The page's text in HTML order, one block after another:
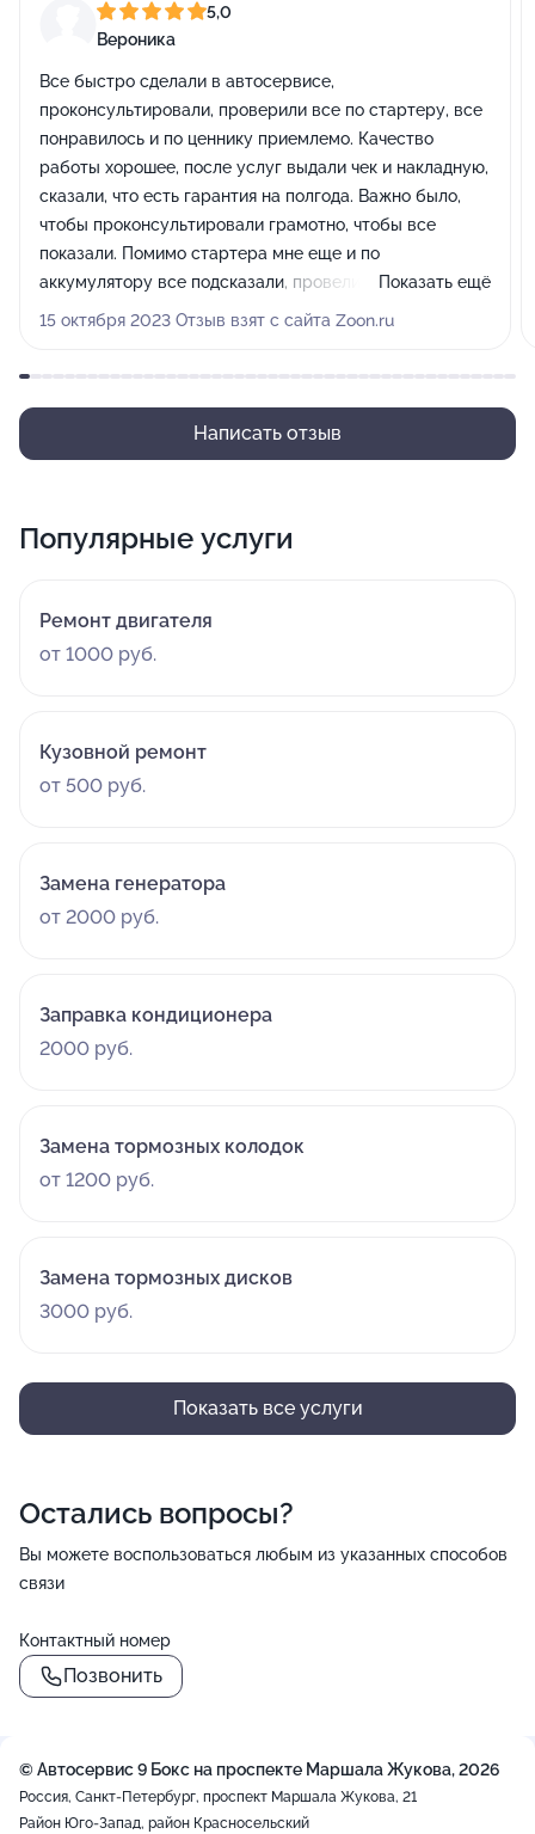
5,0
Вероника
Все быстро сделали в автосервисе,
проконсультировали, проверили все по стартеру, все
понравилось и по ценнику приемлемо. Качество
работы хорошее, после услуг выдали чек и накладную,
сказали, что есть гарантия на полгода. Важно было,
чтобы проконсультировали грамотно, чтобы все
показали. Помимо стартера мне еще и по
аккумулятору все подсказали, провели диагностику и
рассказали, в чем еще может быть причина.
Показать ещё
15 октября 2023 Отзыв взят с сайта Zoon.ru
Написать отзыв
Популярные услуги
Ремонт двигателя
от 1000 руб.
Кузовной ремонт
от 500 руб.
Замена генератора
от 2000 руб.
Заправка кондиционера
2000 руб.
Замена тормозных колодок
от 1200 руб.
Замена тормозных дисков
3000 руб.
Показать все услуги
Остались вопросы?
Вы можете воспользоваться любым из указанных способов
связи
Контактный номер
Позвонить
© Автосервис 9 Бокс на проспекте Маршала Жукова, 2026
Россия, Санкт-Петербург, проспект Маршала Жукова, 21
Район Юго-Запад, район Красносельский